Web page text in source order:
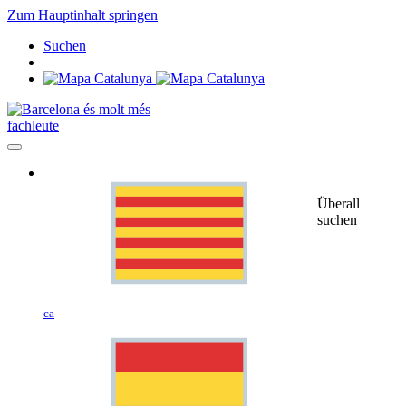
Zum Hauptinhalt springen
Suchen
fachleute
ca
Überall
suchen